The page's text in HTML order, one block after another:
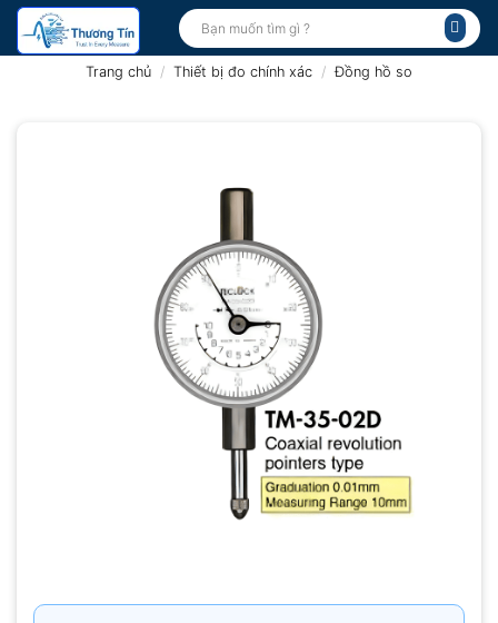
Bỏ
qua
Tìm
kiếm:
Trang chủ / Thiết bị đo chính xác / Đồng hồ so